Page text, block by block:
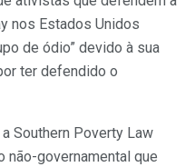
nos Estados Unidos
de ódio” devido à sua
ter defendido o
Southern Poverty Law
não-governamental que